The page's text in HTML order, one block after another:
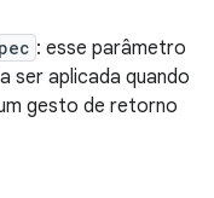
: esse parâmetro
a ser aplicada quando
gesto de retorno